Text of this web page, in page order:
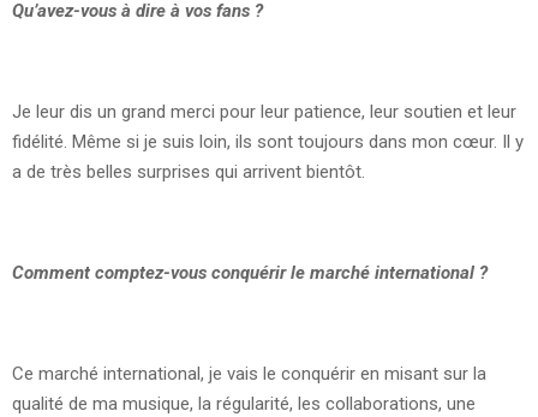
Qu’avez-vous à dire à vos fans ?
Je leur dis un grand merci pour leur patience, leur soutien et leur
fidélité. Même si je suis loin, ils sont toujours dans mon cœur. Il y
a de très belles surprises qui arrivent bientôt.
Comment comptez-vous conquérir le marché international ?
Ce marché international, je vais le conquérir en misant sur la
qualité de ma musique, la régularité, les collaborations, une